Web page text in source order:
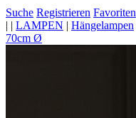
Suche Registrieren Favoriten
| | LAMPEN | Hängelampen
70cm Ø